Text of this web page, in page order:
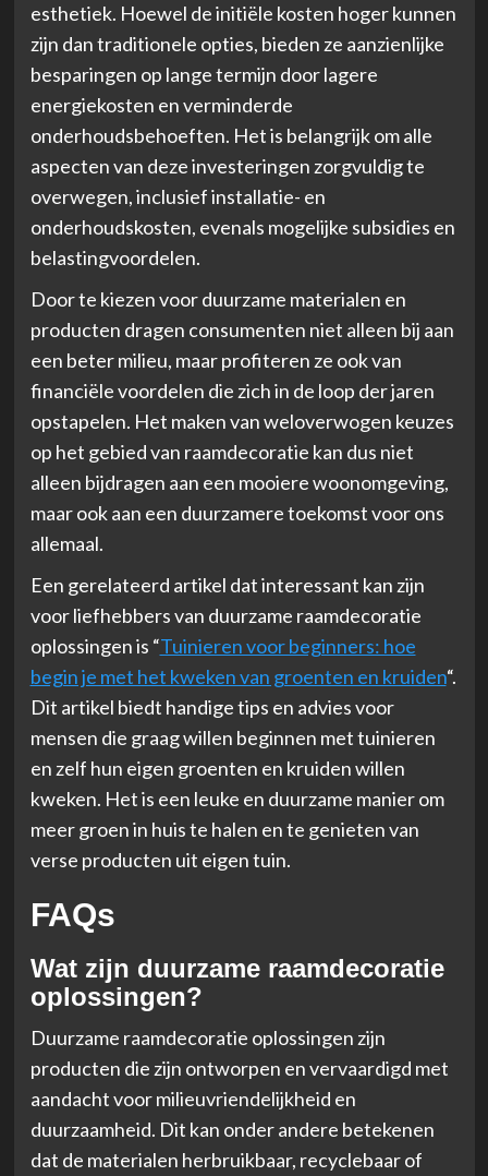
esthetiek. Hoewel de initiële kosten hoger kunnen
zijn dan traditionele opties, bieden ze aanzienlijke
besparingen op lange termijn door lagere
energiekosten en verminderde
onderhoudsbehoeften. Het is belangrijk om alle
aspecten van deze investeringen zorgvuldig te
overwegen, inclusief installatie- en
onderhoudskosten, evenals mogelijke subsidies en
belastingvoordelen.
Door te kiezen voor duurzame materialen en
producten dragen consumenten niet alleen bij aan
een beter milieu, maar profiteren ze ook van
financiële voordelen die zich in de loop der jaren
opstapelen. Het maken van weloverwogen keuzes
op het gebied van raamdecoratie kan dus niet
alleen bijdragen aan een mooiere woonomgeving,
maar ook aan een duurzamere toekomst voor ons
allemaal.
Een gerelateerd artikel dat interessant kan zijn
voor liefhebbers van duurzame raamdecoratie
oplossingen is “Tuinieren voor beginners: hoe
begin je met het kweken van groenten en kruiden“.
Dit artikel biedt handige tips en advies voor
mensen die graag willen beginnen met tuinieren
en zelf hun eigen groenten en kruiden willen
kweken. Het is een leuke en duurzame manier om
meer groen in huis te halen en te genieten van
verse producten uit eigen tuin.
FAQs
Wat zijn duurzame raamdecoratie
oplossingen?
Duurzame raamdecoratie oplossingen zijn
producten die zijn ontworpen en vervaardigd met
aandacht voor milieuvriendelijkheid en
duurzaamheid. Dit kan onder andere betekenen
dat de materialen herbruikbaar, recyclebaar of